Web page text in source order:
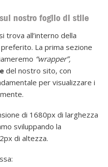
nostro foglio di stile
trova all’interno della
La prima sezione
“wrapper”,
del nostro sito, con
per visualizzare i
di 1680px di larghezza
sviluppando la
di altezza.